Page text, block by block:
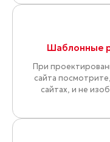
Шаблонные
При
сайта
сайтах, и не